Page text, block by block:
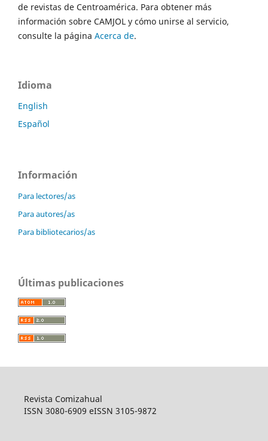
de revistas de Centroamérica. Para obtener más
información sobre CAMJOL y cómo unirse al servicio,
consulte la página Acerca de.
Idioma
English
Español
Información
Para lectores/as
Para autores/as
Para bibliotecarios/as
Últimas publicaciones
Revista Comizahual
ISSN 3080-6909 eISSN 3105-9872